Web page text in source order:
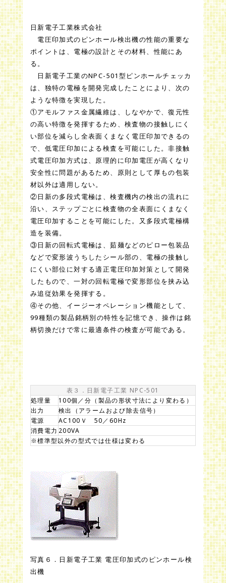
日新電子工業株式会社
電圧印加式のピンホール検出機の性能の重要な
ポイントは、電極の設計とその材料、性能にあ
る。
日新電子工業のNPC-501型ピンホールチェッカ
は、独特の電極を開発完成したことにより、次の
ような特徴を実現した。
①アモルファス金属繊維は、しなやかで、復元性
の高い特徴を発揮するため、検査物の接触しにく
い部位を減らし全表面くまなく電圧印加できるの
で、低電圧印加による検査を可能にした。非接触
式電圧印加方式は、原理的に印加電圧が高くなり
安全性に問題があるため、原則として厚もの包装
材以外は適用しない。
②日新の多段式電極は、検査機内の検出の流れに
沿い、ステップごとに検査物の全表面にくまなく
電圧印加することを可能にした。又多段式電極構
造を装備。
③日新の回転式電極は、茹麺などのピロー包装品
などで変形波うちしたシール部の、電極の接触し
にくい部位に対する適正電圧印加対策として開発
したもので、一対の回転電極で変形部位を挟み込
み追従効果を発揮する。
④その他、イージーオペレーション機能として、
99種類の製品銘柄別の特性を記憶でき、操作は銘
柄切換だけで常に最適条件の検査が可能である。
表３．日新電子工業 NPC-501
処理量
100個／分（製品の形状寸法により変わる）
出力
検出（アラームおよび除去信号）
電源
AC100Ｖ 50／60Hz
消費電力 200VA
※標準型以外の型式では仕様は変わる
写真６．日新電子工業 電圧印加式のピンホール検
出機